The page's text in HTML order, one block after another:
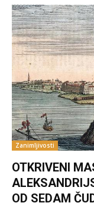
Zanimljivosti
OTKRIVENI
OD SEDAM